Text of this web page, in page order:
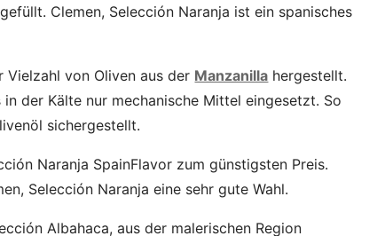
Clemen, Selección Naranja ist ein spanisches
Vielzahl von Oliven aus der Manzanilla hergestellt.
der Kälte nur mechanische Mittel eingesetzt. So
sichergestellt.
Naranja SpainFlavor zum günstigsten Preis.
Selección Naranja eine sehr gute Wahl.
Albahaca, aus der malerischen Region